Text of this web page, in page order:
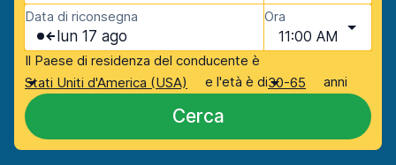
Data di riconsegna
lun 17 ago
Ora
11:00 AM
Il Paese di residenza del conducente è
Stati Uniti d'America (USA)
e l'età è di30-65 anni
Cerca